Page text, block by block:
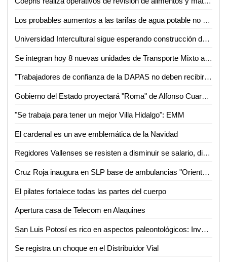
Los probables aumentos a las tarifas de agua potable no son responsabilidad de la ASE
Universidad Intercultural sigue esperando construcción de camino por parte del Ayuntamiento
Se integran hoy 8 nuevas unidades de Transporte Mixto a rutas de Valles
"Trabajadores de confianza de la DAPAS no deben recibir aguinaldo, incluyendo a Edgar Sánchez": Alejandro Ballesteros
Gobierno del Estado proyectará "Roma" de Alfonso Cuarón en la Cineteca Alameda
"Se trabaja para tener un mejor Villa Hidalgo": EMM
El cardenal es un ave emblemática de la Navidad
Regidores Vallenses se resisten a disminuir se salario, dicen que legalmente no se puede
Cruz Roja inaugura en SLP base de ambulancias "Oriente-Sur"
El pilates fortalece todas las partes del cuerpo
Apertura casa de Telecom en Alaquines
San Luis Potosí es rico en aspectos paleontológicos: Investigador de la UASLP
Se registra un choque en el Distribuidor Vial